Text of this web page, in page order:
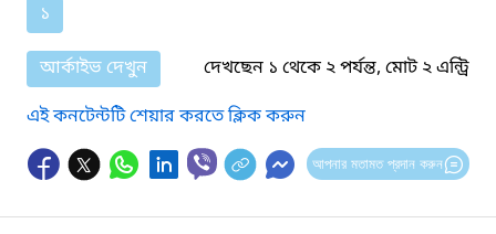
১
আর্কাইভ দেখুন
দেখছেন ১ থেকে ২ পর্যন্ত, মোট ২ এন্ট্রি
এই কনটেন্টটি শেয়ার করতে ক্লিক করুন
আপনার মতামত প্রদান করুন